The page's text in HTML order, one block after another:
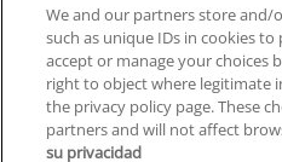
Quiénes
We and our partners store and/
such as unique IDs in cookies
accept or manage your choices
right to object where legitimate
the privacy policy page. These
partners and will not affect
su privacidad